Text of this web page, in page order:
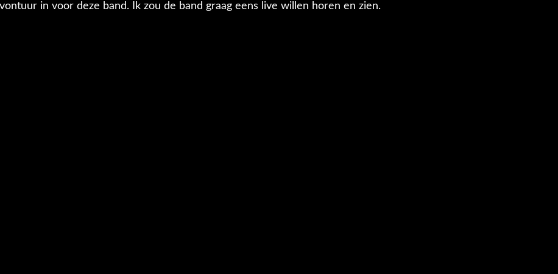
in voor deze band. Ik zou de band graag eens live willen horen en zien.